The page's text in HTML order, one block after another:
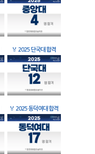
🏅 2025 단국대 합격
🏅 2025 동덕여대 합격